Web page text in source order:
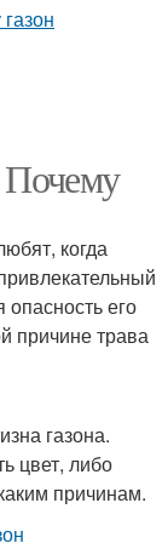
Почему
когда
опасность его
причине трава
газона.
цвет, либо
причинам.